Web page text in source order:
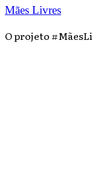
Mães Livres
O projeto